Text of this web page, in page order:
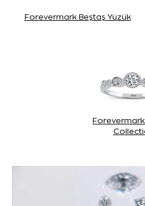
Forevermark Beştaş Yüzük